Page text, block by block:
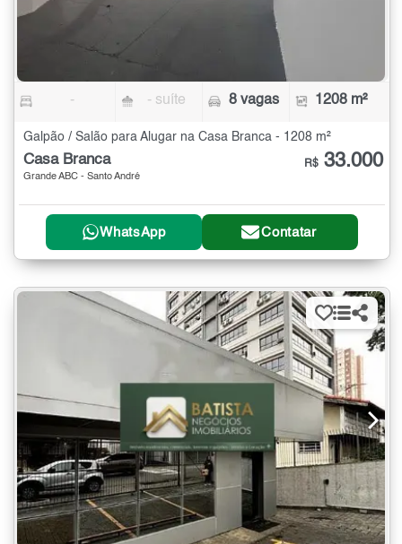
- - suíte 8 vagas 1208 m²
Galpão / Salão para Alugar na Casa Branca - 1208 m²
Casa Branca
Grande ABC - Santo André
R$ 33.000
WhatsApp Contatar